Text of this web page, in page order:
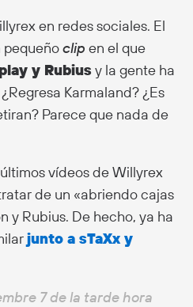
en redes sociales. El
clip en el que
y Rubius y la gente ha
Karmaland? ¿Es
Parece que nada de
vídeos de Willyrex
de un «abriendo cajas
y Rubius. De hecho, ya ha
junto a sTaXx y
7 de la tarde hora